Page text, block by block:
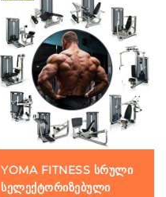
YOMA FITNESS სრული
სელექტორიზებული